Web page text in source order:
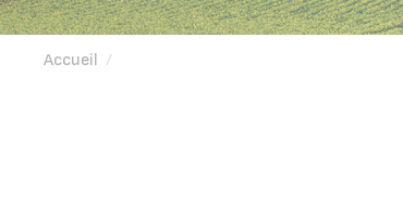
Accueil /